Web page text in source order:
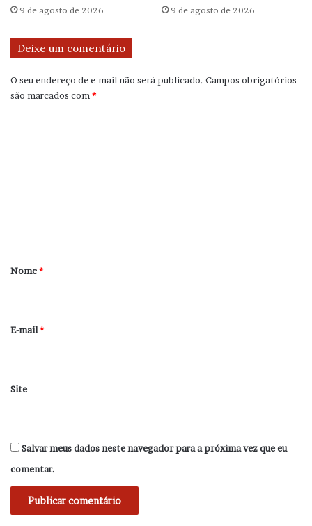
9 de agosto de 2026 9 de agosto de 2026
Deixe um comentário
O seu endereço de e-mail não será publicado. Campos obrigatórios
são marcados com *
r
*
Nome*
E-mail*
Site
Salvar meus dados neste navegador para a próxima vez que eu
comentar.